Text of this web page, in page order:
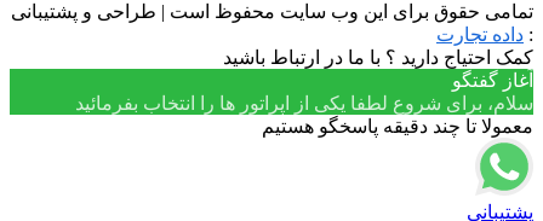
تمامی حقوق برای این وب سایت محفوظ است | طراحی و پشتیبانی
: داده تجارت
کمک احتیاج دارید ؟ با ما در ارتباط باشید
آغاز گفتگو
سلام، برای شروع لطفا یکی از اپراتور ها را انتخاب بفرمائید
معمولا تا چند دقیقه پاسخگو هستیم
پشتیبانی